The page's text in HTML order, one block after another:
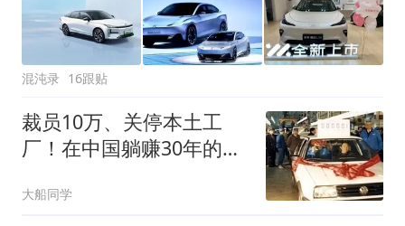
混沌录 16跟贴
裁员10万、关停本土工
厂！在中国躺赚30年的大
大船同学